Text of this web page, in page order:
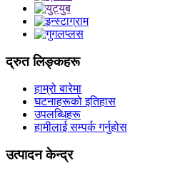
द्रुत लिङ्कहरू
हाम्रो बारेमा
घटनाहरूको इतिहास
उपलब्धिहरू
हामीलाई सम्पर्क गर्नुहोस
उत्पादन केन्द्र